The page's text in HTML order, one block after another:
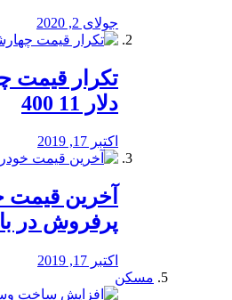
جولای 2, 2020
تکرار قیمت
دلار 11 400
اکتبر 17, 2019
آخرین قیمت
پرفروش در
اکتبر 17, 2019
مسکن